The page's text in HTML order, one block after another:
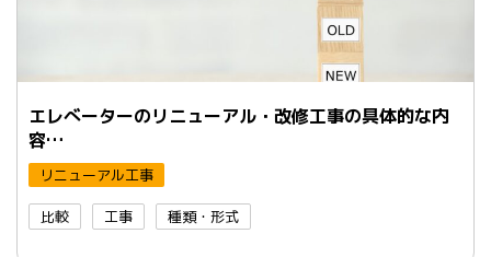
エレべーターのリニューアル・改修工事の具体的な内
容…
リニューアル工事
比較 工事 種類・形式